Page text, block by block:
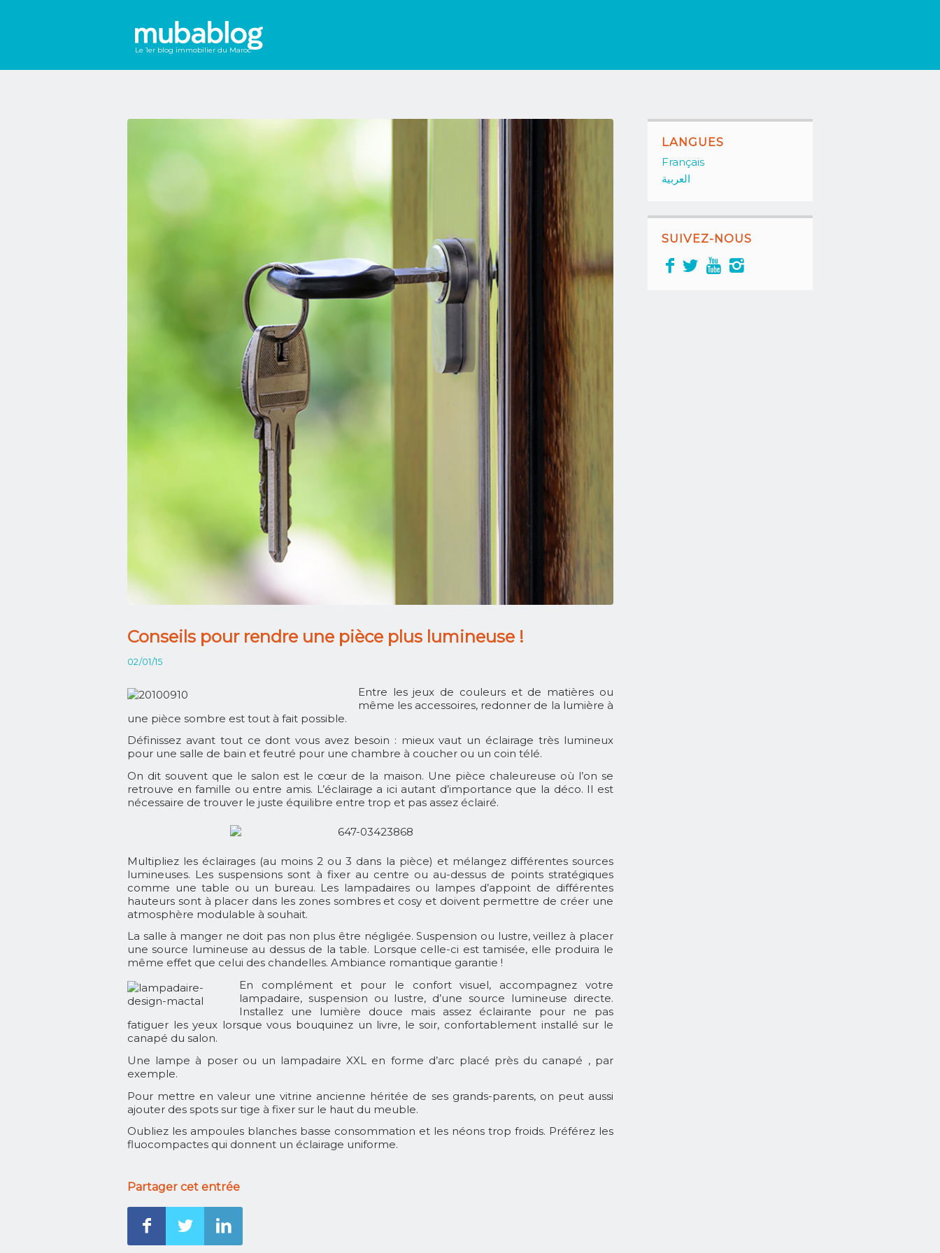
Le 1er blog immobilier du Maroc
Conseils pour rendre une pièce plus lumineuse !
02/01/15
Entre les jeux de couleurs et de matières ou
même les accessoires, redonner de la lumière à
une pièce sombre est tout à fait possible.
Définissez avant tout ce dont vous avez besoin : mieux vaut un éclairage très lumineux
pour une salle de bain et feutré pour une chambre à coucher ou un coin télé.
On dit souvent que le salon est le cœur de la maison. Une pièce chaleureuse où l’on se
retrouve en famille ou entre amis. L’éclairage a ici autant d’importance que la déco. Il est
nécessaire de trouver le juste équilibre entre trop et pas assez éclairé.
Multipliez les éclairages (au moins 2 ou 3 dans la pièce) et mélangez différentes sources
lumineuses. Les suspensions sont à fixer au centre ou au-dessus de points stratégiques
comme une table ou un bureau. Les lampadaires ou lampes d’appoint de différentes
hauteurs sont à placer dans les zones sombres et cosy et doivent permettre de créer une
atmosphère modulable à souhait.
La salle à manger ne doit pas non plus être négligée. Suspension ou lustre, veillez à placer
une source lumineuse au dessus de la table. Lorsque celle-ci est tamisée, elle produira le
même effet que celui des chandelles. Ambiance romantique garantie !
En complément et pour le confort visuel, accompagnez votre
lampadaire, suspension ou lustre, d’une source lumineuse directe.
Installez une lumière douce mais assez éclairante pour ne pas
fatiguer les yeux lorsque vous bouquinez un livre, le soir, confortablement installé sur le
canapé du salon.
Une lampe à poser ou un lampadaire XXL en forme d’arc placé près du canapé , par
exemple.
Pour mettre en valeur une vitrine ancienne héritée de ses grands-parents, on peut aussi
ajouter des spots sur tige à fixer sur le haut du meuble.
Oubliez les ampoules blanches basse consommation et les néons trop froids. Préférez les
fluocompactes qui donnent un éclairage uniforme.
Partager cet entrée
LANGUES
Français
العربية
SUIVEZ-NOUS